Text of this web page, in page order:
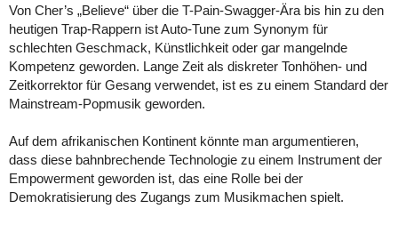
Von Cher’s „Believe“ über die T-Pain-Swagger-Ära bis hin zu den
heutigen Trap-Rappern ist Auto-Tune zum Synonym für
schlechten Geschmack, Künstlichkeit oder gar mangelnde
Kompetenz geworden. Lange Zeit als diskreter Tonhöhen- und
Zeitkorrektor für Gesang verwendet, ist es zu einem Standard der
Mainstream-Popmusik geworden.
Auf dem afrikanischen Kontinent könnte man argumentieren,
dass diese bahnbrechende Technologie zu einem Instrument der
Empowerment geworden ist, das eine Rolle bei der
Demokratisierung des Zugangs zum Musikmachen spielt.